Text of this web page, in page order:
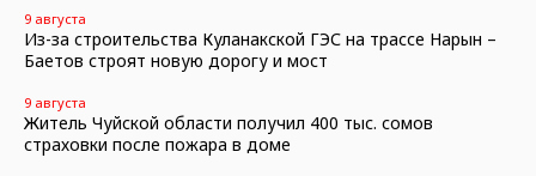
9 августа
Из-за строительства Куланакской ГЭС на трассе Нарын –
Баетов строят новую дорогу и мост
9 августа
Житель Чуйской области получил 400 тыс. сомов
страховки после пожара в доме